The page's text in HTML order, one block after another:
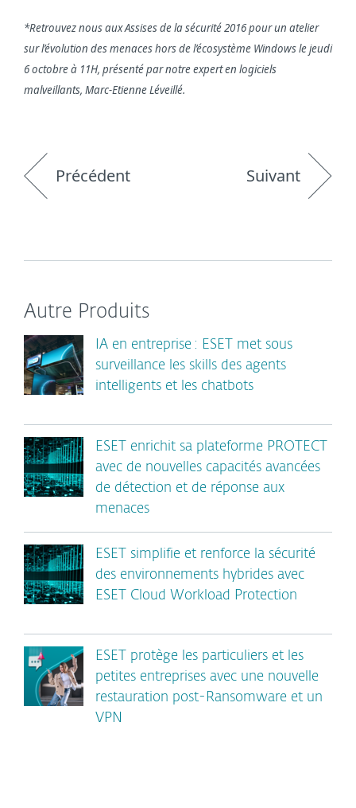
*Retrouvez nous aux Assises de la sécurité 2016 pour un atelier
sur l’évolution des menaces hors de l’écosystème Windows le jeudi
6 octobre à 11H, présenté par notre expert en logiciels
malveillants, Marc-Etienne Léveillé.
Précédent Suivant
Autre Produits
IA en entreprise : ESET met sous
surveillance les skills des agents
intelligents et les chatbots
ESET enrichit sa plateforme PROTECT
avec de nouvelles capacités avancées
de détection et de réponse aux
menaces
ESET simplifie et renforce la sécurité
des environnements hybrides avec
ESET Cloud Workload Protection
ESET protège les particuliers et les
petites entreprises avec une nouvelle
restauration post-Ransomware et un
VPN